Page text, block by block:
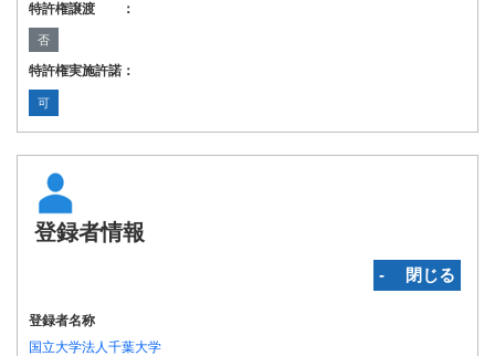
特許権譲渡 ：
否
特許権実施許諾：
可
登録者情報
‐ 閉じる
登録者名称
国立大学法人千葉大学